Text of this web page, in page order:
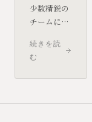
少数精鋭の
チームにと
の同期スピ
ードは生命
こそ、あえ
続きを読
む